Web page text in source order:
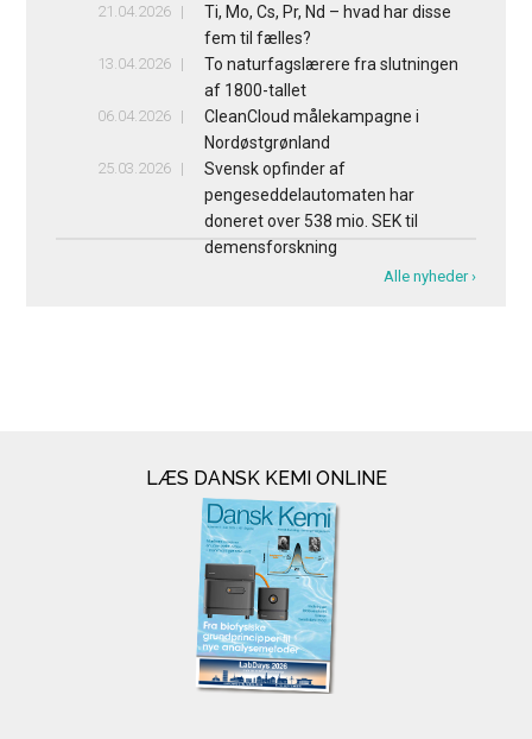
21.04.2026
Ti, Mo, Cs, Pr, Nd – hvad har disse
fem til fælles?
13.04.2026
To naturfagslærere fra slutningen
af 1800-tallet
06.04.2026
CleanCloud målekampagne i
Nordøstgrønland
25.03.2026
Svensk opfinder af
pengeseddelautomaten har
doneret over 538 mio. SEK til
demensforskning
Alle nyheder ›
LÆS DANSK KEMI ONLINE